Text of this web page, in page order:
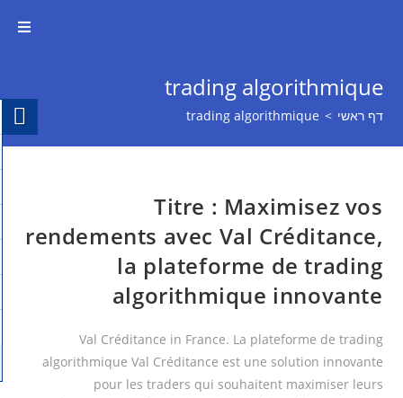
trading algorithmique
דף ראשי >
trading algorithmique
Titre : Maximisez vos
rendements avec Val Créditance,
la plateforme de trading
algorithmique innovante
Val Créditance in France. La plateforme de trading
algorithmique Val Créditance est une solution innovante
pour les traders qui souhaitent maximiser leurs